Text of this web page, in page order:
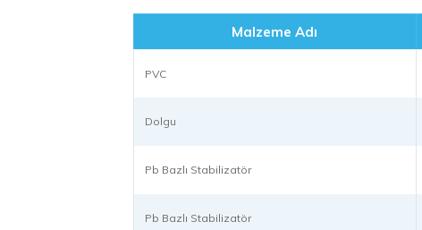
Malzeme Adı
PVC
Dolgu
Pb Bazlı Stabilizatör
Pb Bazlı Stabilizatör